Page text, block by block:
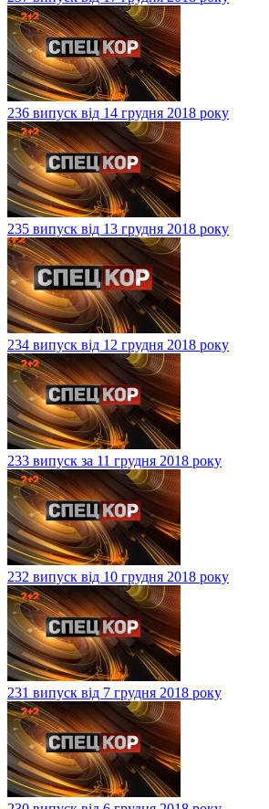
236 випуск від 14 грудня 2018 року
235 випуск від 13 грудня 2018 року
234 випуск від 12 грудня 2018 року
233 випуск за 11 грудня 2018 року
232 випуск від 10 грудня 2018 року
231 випуск від 7 грудня 2018 року